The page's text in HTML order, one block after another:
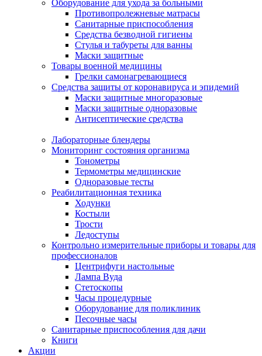
Оборудование для ухода за больными
Противопролежневые матрасы
Санитарные приспособления
Средства безводной гигиены
Стулья и табуреты для ванны
Маски защитные
Товары военной медицины
Грелки самонагревающиеся
Средства защиты от коронавируса и эпидемий
Маски защитные многоразовые
Маски защитные одноразовые
Антисептические средства
Лабораторные блендеры
Мониторинг состояния организма
Тонометры
Термометры медицинские
Одноразовые тесты
Реабилитационная техника
Ходунки
Костыли
Трости
Ледоступы
Контрольно измерительные приборы и товары для
профессионалов
Центрифуги настольные
Лампа Вуда
Стетоскопы
Часы процедурные
Оборудование для поликлиник
Песочные часы
Санитарные приспособления для дачи
Книги
Акции